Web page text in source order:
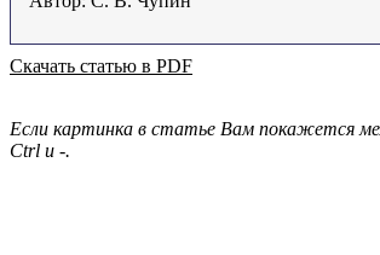
Скачать статью в PDF
Если картинка в статье Вам покажется
Ctrl и -.